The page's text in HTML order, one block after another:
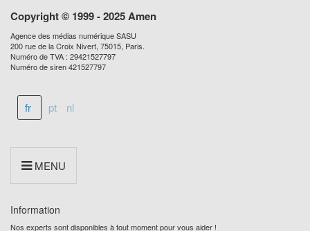
Copyright © 1999 - 2025 Amen
Agence des médias numérique SASU
200 rue de la Croix Nivert, 75015, Paris.
Numéro de TVA : 29421527797
Numéro de siren 421527797
fr pt nl
MENU
Information
Nos experts sont disponibles à tout moment pour vous aider !